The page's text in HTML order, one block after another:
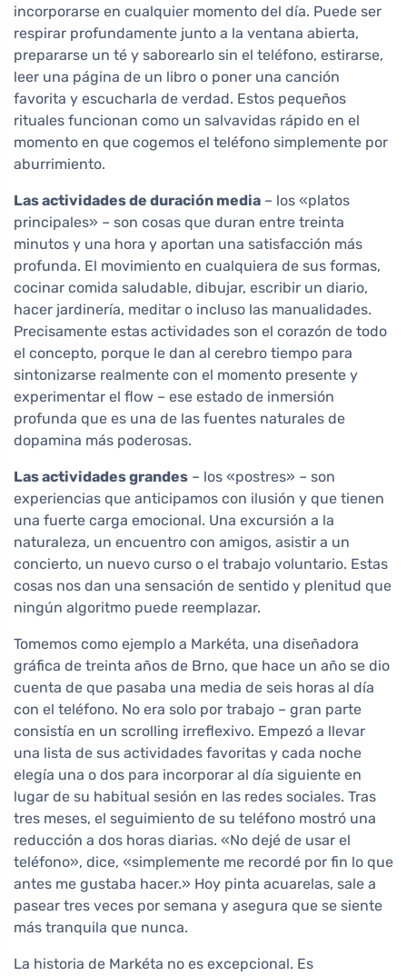
incorporarse en cualquier momento del día. Puede ser
respirar profundamente junto a la ventana abierta,
prepararse un té y saborearlo sin el teléfono, estirarse,
leer una página de un libro o poner una canción
favorita y escucharla de verdad. Estos pequeños
rituales funcionan como un salvavidas rápido en el
momento en que cogemos el teléfono simplemente por
aburrimiento.
Las actividades de duración media – los «platos
principales» – son cosas que duran entre treinta
minutos y una hora y aportan una satisfacción más
profunda. El movimiento en cualquiera de sus formas,
cocinar comida saludable, dibujar, escribir un diario,
hacer jardinería, meditar o incluso las manualidades.
Precisamente estas actividades son el corazón de todo
el concepto, porque le dan al cerebro tiempo para
sintonizarse realmente con el momento presente y
experimentar el flow – ese estado de inmersión
profunda que es una de las fuentes naturales de
dopamina más poderosas.
Las actividades grandes – los «postres» – son
experiencias que anticipamos con ilusión y que tienen
una fuerte carga emocional. Una excursión a la
naturaleza, un encuentro con amigos, asistir a un
concierto, un nuevo curso o el trabajo voluntario. Estas
cosas nos dan una sensación de sentido y plenitud que
ningún algoritmo puede reemplazar.
Tomemos como ejemplo a Markéta, una diseñadora
gráfica de treinta años de Brno, que hace un año se dio
cuenta de que pasaba una media de seis horas al día
con el teléfono. No era solo por trabajo – gran parte
consistía en un scrolling irreflexivo. Empezó a llevar
una lista de sus actividades favoritas y cada noche
elegía una o dos para incorporar al día siguiente en
lugar de su habitual sesión en las redes sociales. Tras
tres meses, el seguimiento de su teléfono mostró una
reducción a dos horas diarias. «No dejé de usar el
teléfono», dice, «simplemente me recordé por fin lo que
antes me gustaba hacer.» Hoy pinta acuarelas, sale a
pasear tres veces por semana y asegura que se siente
más tranquila que nunca.
La historia de Markéta no es excepcional. Es